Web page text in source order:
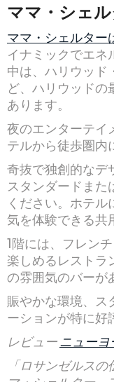
ママ・シェ
ママ・シェルター
イナミックでエネ
中は、ハリウッド
ど、ハリウッドの
あります。
夜のエンターテイ
テルから徒歩圏内
奇抜で独創的なデ
スタンダードま
ください。ホテ
気を体験できる共
1階には、フレン
楽しめるレストラ
の雰囲気のバーが
賑やかな環境、ス
ーションが特に好
レビュー ニュー
「ロサンゼルス